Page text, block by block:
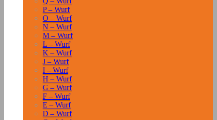
P – Wurf
O – Wurf
N – Wurf
M – Wurf
L – Wurf
K – Wurf
J – Wurf
I – Wurf
H – Wurf
G – Wurf
F – Wurf
E – Wurf
D – Wurf